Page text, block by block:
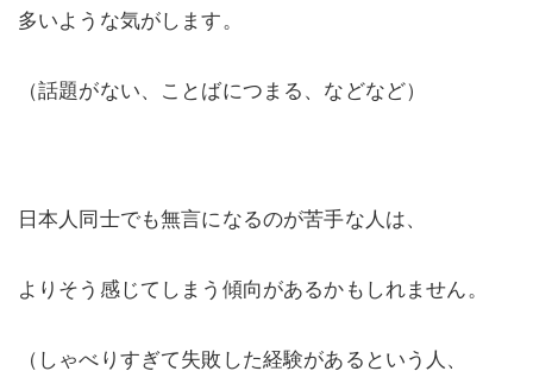
多いような気がします。
（話題がない、ことばにつまる、などなど）
日本人同士でも無言になるのが苦手な人は、
よりそう感じてしまう傾向があるかもしれません。
（しゃべりすぎて失敗した経験があるという人、